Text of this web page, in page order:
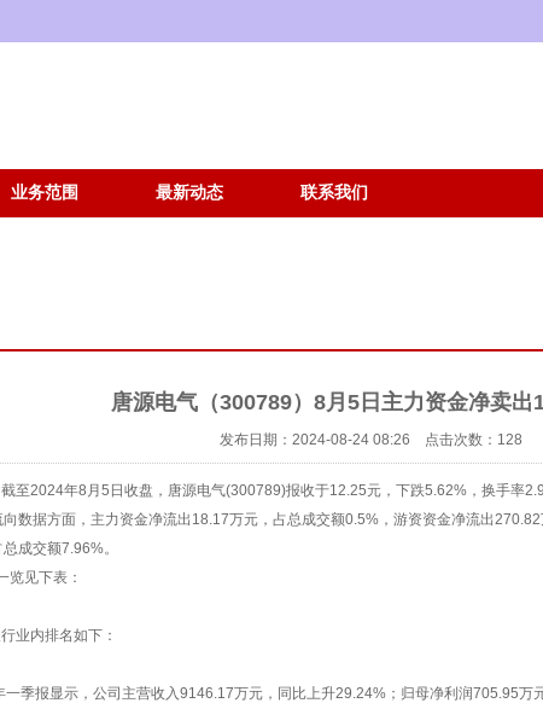
业务范围 最新动态 联系我们
唐源电气（300789）8月5日主力资金净卖出
发布日期：2024-08-24 08:26 点击次数：128
至2024年8月5日收盘，唐源电气(300789)报收于12.25元，下跌5.62%，换手率
数据方面，主力资金净流出18.17万元，占总成交额0.5%，游资资金净流出
成交额7.96%。
览见下表：
业内排名如下：
一季报显示，公司主营收入9146.17万元，同比上升29.24%；归母净利润705.95